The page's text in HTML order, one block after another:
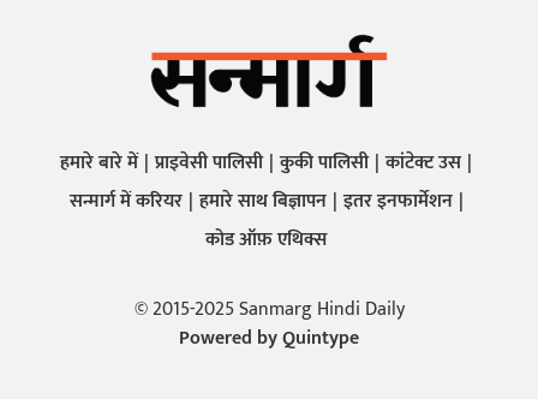
हमारे बारे में प्राइवेसी पालिसी कुकी पालिसी कांटेक्ट उस
सन्मार्ग में करियर हमारे साथ बिज्ञापन इतर इनफार्मेशन
कोड ऑफ़ एथिक्स
© 2015-2025 Sanmarg Hindi Daily
Powered byQuintype